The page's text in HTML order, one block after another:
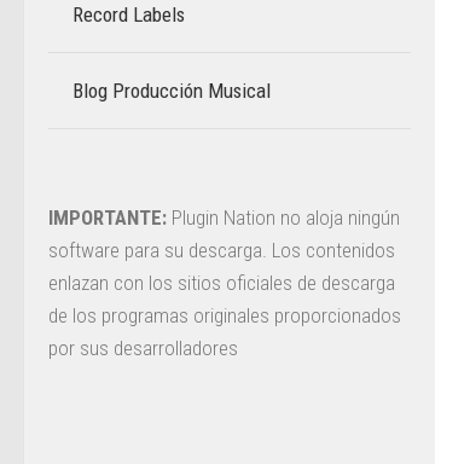
Record Labels
Blog Producción Musical
–
IMPORTANTE: Plugin Nation no aloja ningún
software para su descarga. Los contenidos
enlazan con los sitios oficiales de descarga
de los programas originales proporcionados
por sus desarrolladores